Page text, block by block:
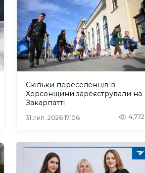
Скільки переселенців із
Херсонщини зареєстрували на
Закарпатті
31 лип. 2026 17:06 4,772